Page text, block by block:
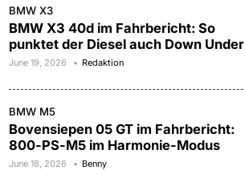
BMW X3
BMW X3 40d im Fahrbericht: So
punktet der Diesel auch Down Under
June 19, 2026 Redaktion
BMW M5
Bovensiepen 05 GT im Fahrbericht:
800-PS-M5 im Harmonie-Modus
June 18, 2026 Benny